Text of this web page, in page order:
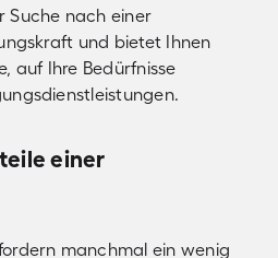
Suche nach einer
und bietet Ihnen
auf Ihre Bedürfnisse
einer
manchmal ein wenig